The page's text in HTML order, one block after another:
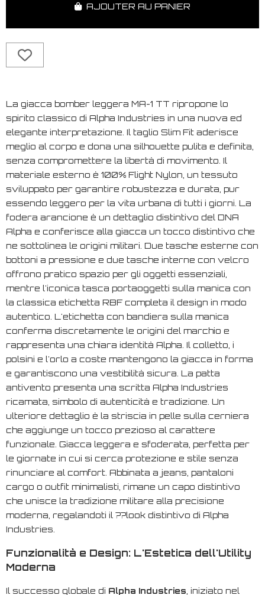
AJOUTER AU PANIER
La giacca bomber leggera MA-1 TT ripropone lo
spirito classico di Alpha Industries in una nuova ed
elegante interpretazione. Il taglio Slim Fit aderisce
meglio al corpo e dona una silhouette pulita e definita,
senza compromettere la libertà di movimento. Il
materiale esterno è 100% Flight Nylon, un tessuto
sviluppato per garantire robustezza e durata, pur
essendo leggero per la vita urbana di tutti i giorni. La
fodera arancione è un dettaglio distintivo del DNA
Alpha e conferisce alla giacca un tocco distintivo che
ne sottolinea le origini militari. Due tasche esterne con
bottoni a pressione e due tasche interne con velcro
offrono pratico spazio per gli oggetti essenziali,
mentre l'iconica tasca portaoggetti sulla manica con
la classica etichetta RBF completa il design in modo
autentico. L'etichetta con bandiera sulla manica
conferma discretamente le origini del marchio e
rappresenta una chiara identità Alpha. Il colletto, i
polsini e l'orlo a coste mantengono la giacca in forma
e garantiscono una vestibilità sicura. La patta
antivento presenta una scritta Alpha Industries
ricamata, simbolo di autenticità e tradizione. Un
ulteriore dettaglio è la striscia in pelle sulla cerniera
che aggiunge un tocco prezioso al carattere
funzionale. Giacca leggera e sfoderata, perfetta per
le giornate in cui si cerca protezione e stile senza
rinunciare al comfort. Abbinata a jeans, pantaloni
cargo o outfit minimalisti, rimane un capo distintivo
che unisce la tradizione militare alla precisione
moderna, regalandoti il ??look distintivo di Alpha
Industries.
Funzionalità e Design: L'Estetica dell'Utility
Moderna
Il successo globale di Alpha Industries, iniziato nel